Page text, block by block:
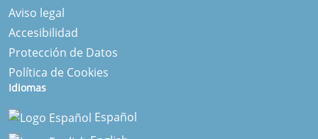
Aviso legal
Accesibilidad
Protección de Datos
Política de Cookies
Idiomas
Español